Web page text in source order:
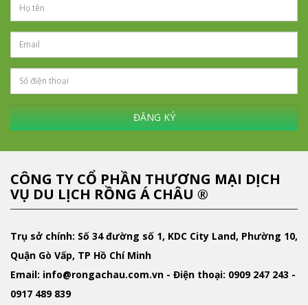
ĐĂNG KÝ
CÔNG TY CỔ PHẦN THƯƠNG MẠI DỊCH
VỤ DU LỊCH RỒNG Á CHÂU ®
Trụ sở chính: Số 34 đường số 1, KDC City Land, Phường 10,
Quận Gò Vấp, TP Hồ Chí Minh
Email: info@rongachau.com.vn - Điện thoại: 0909 247 243 -
0917 489 839